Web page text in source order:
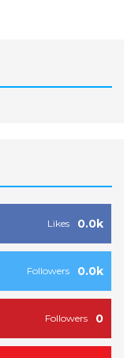
0.0k
Likes
0.0k
Followers
0
Followers